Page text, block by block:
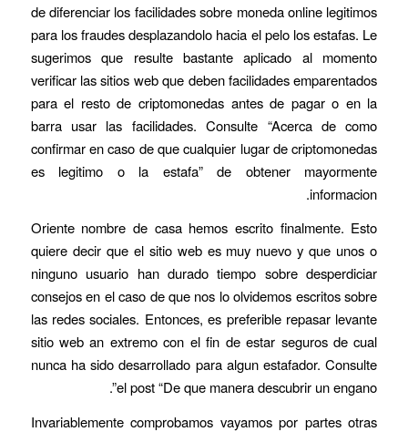
de diferenciar los facilidades sobre moneda online legitimos
para los fraudes desplazandolo hacia el pelo los estafas. Le
sugerimos que resulte bastante aplicado al momento
verificar las sitios web que deben facilidades emparentados
para el resto de criptomonedas antes de pagar o en la
barra usar las facilidades. Consulte “Acerca de como
confirmar en caso de que cualquier lugar de criptomonedas
es legitimo o la estafa” de obtener mayormente
informacion.
Oriente nombre de casa hemos escrito finalmente. Esto
quiere decir que el sitio web es muy nuevo y que unos o
ninguno usuario han durado tiempo sobre desperdiciar
consejos en el caso de que nos lo olvidemos escritos sobre
las redes sociales. Entonces, es preferible repasar levante
sitio web an extremo con el fin de estar seguros de cual
nunca ha sido desarrollado para algun estafador. Consulte
el post “De que manera descubrir un engano”.
Invariablemente comprobamos vayamos por partes otras